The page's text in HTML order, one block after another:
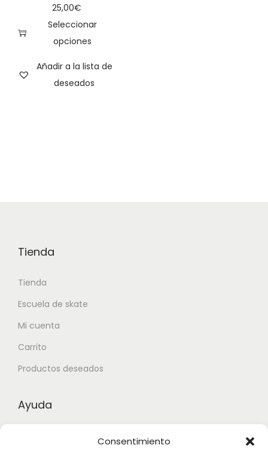
Consentimiento
25,00€
Seleccionar
opciones
Añadir a la lista de
deseados
Tienda
Tienda
Escuela de skate
Mi cuenta
Carrito
Productos deseados
Ayuda